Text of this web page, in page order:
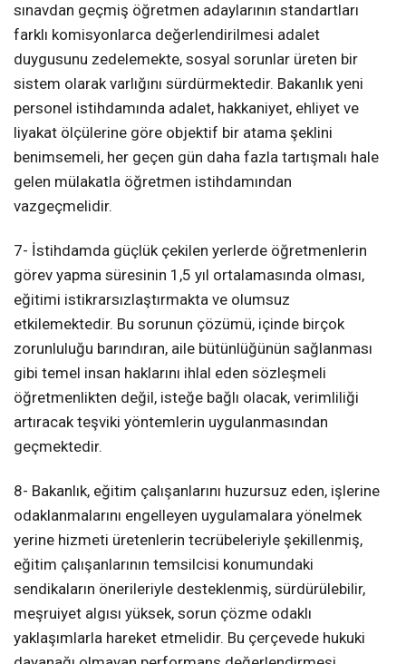
sınavdan geçmiş öğretmen adaylarının standartları
farklı komisyonlarca değerlendirilmesi adalet
duygusunu zedelemekte, sosyal sorunlar üreten bir
sistem olarak varlığını sürdürmektedir. Bakanlık yeni
personel istihdamında adalet, hakkaniyet, ehliyet ve
liyakat ölçülerine göre objektif bir atama şeklini
benimsemeli, her geçen gün daha fazla tartışmalı hale
gelen mülakatla öğretmen istihdamından
vazgeçmelidir.
7- İstihdamda güçlük çekilen yerlerde öğretmenlerin
görev yapma süresinin 1,5 yıl ortalamasında olması,
eğitimi istikrarsızlaştırmakta ve olumsuz
etkilemektedir. Bu sorunun çözümü, içinde birçok
zorunluluğu barındıran, aile bütünlüğünün sağlanması
gibi temel insan haklarını ihlal eden sözleşmeli
öğretmenlikten değil, isteğe bağlı olacak, verimliliği
artıracak teşviki yöntemlerin uygulanmasından
geçmektedir.
8- Bakanlık, eğitim çalışanlarını huzursuz eden, işlerine
odaklanmalarını engelleyen uygulamalara yönelmek
yerine hizmeti üretenlerin tecrübeleriyle şekillenmiş,
eğitim çalışanlarının temsilcisi konumundaki
sendikaların önerileriyle desteklenmiş, sürdürülebilir,
meşruiyet algısı yüksek, sorun çözme odaklı
yaklaşımlarla hareket etmelidir. Bu çerçevede hukuki